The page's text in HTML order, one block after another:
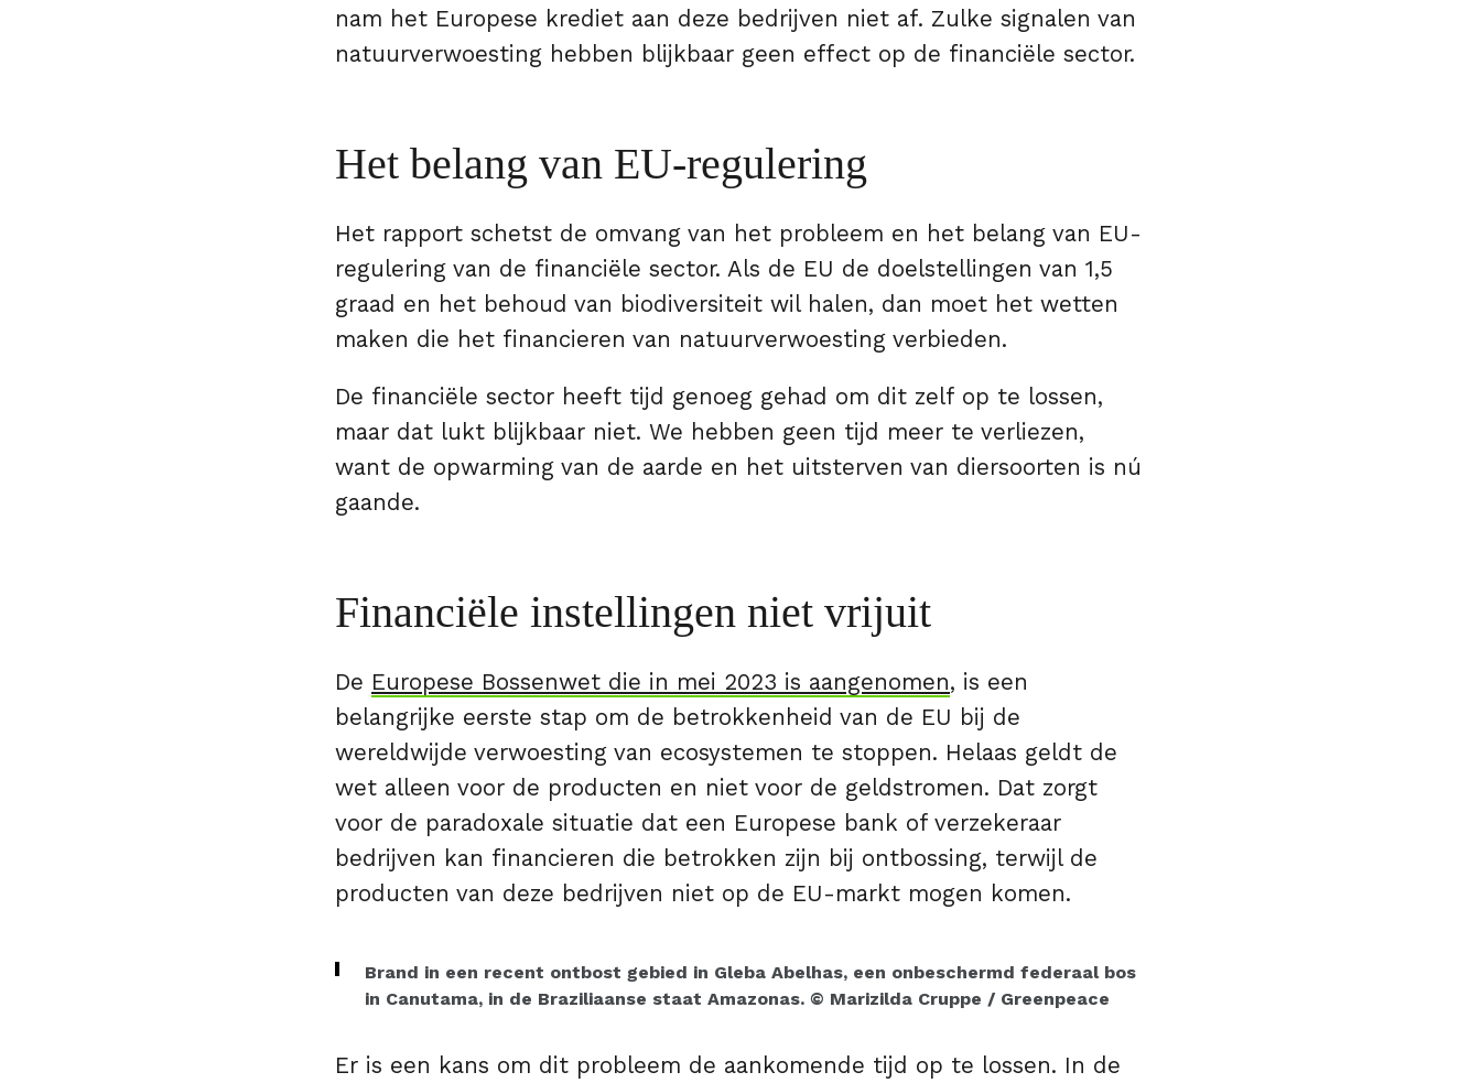
nam het Europese krediet aan deze bedrijven niet af. Zulke signalen van
natuurverwoesting hebben blijkbaar geen effect op de financiële sector.
Het belang van EU-regulering
Het rapport schetst de omvang van het probleem en het belang van EU-
regulering van de financiële sector. Als de EU de doelstellingen van 1,5
graad en het behoud van biodiversiteit wil halen, dan moet het wetten
maken die het financieren van natuurverwoesting verbieden.
De financiële sector heeft tijd genoeg gehad om dit zelf op te lossen,
maar dat lukt blijkbaar niet. We hebben geen tijd meer te verliezen,
want de opwarming van de aarde en het uitsterven van diersoorten is nú
gaande.
Financiële instellingen niet vrijuit
De Europese Bossenwet die in mei 2023 is aangenomen, is een
belangrijke eerste stap om de betrokkenheid van de EU bij de
wereldwijde verwoesting van ecosystemen te stoppen. Helaas geldt de
wet alleen voor de producten en niet voor de geldstromen. Dat zorgt
voor de paradoxale situatie dat een Europese bank of verzekeraar
bedrijven kan financieren die betrokken zijn bij ontbossing, terwijl de
producten van deze bedrijven niet op de EU-markt mogen komen.
Brand in een recent ontbost gebied in Gleba Abelhas, een onbeschermd federaal bos
in Canutama, in de Braziliaanse staat Amazonas. © Marizilda Cruppe / Greenpeace
Er is een kans om dit probleem de aankomende tijd op te lossen. In de